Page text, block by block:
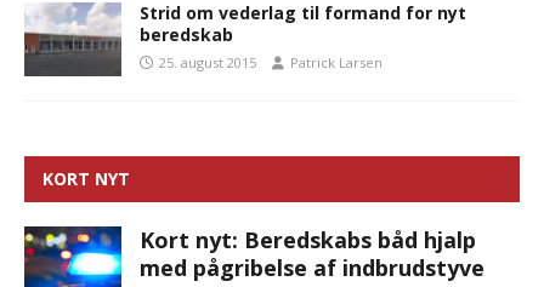
Strid om vederlag til formand for nyt
beredskab
25. august 2015 Patrick Larsen
KORT NYT
Kort nyt: Beredskabs båd hjalp
med pågribelse af indbrudstyve